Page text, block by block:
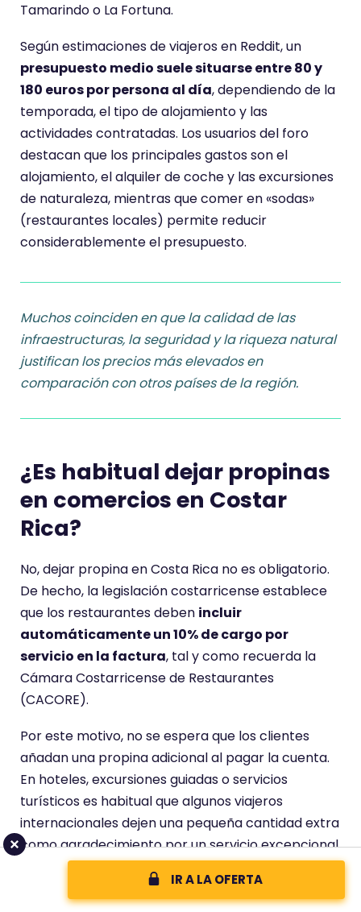
IR A LA OFERTA
Tamarindo o La Fortuna.
Según estimaciones de viajeros en Reddit, un
presupuesto medio suele situarse entre 80 y
180 euros por persona al día, dependiendo de la
temporada, el tipo de alojamiento y las
actividades contratadas. Los usuarios del foro
destacan que los principales gastos son el
alojamiento, el alquiler de coche y las excursiones
de naturaleza, mientras que comer en «sodas»
(restaurantes locales) permite reducir
considerablemente el presupuesto.
Muchos coinciden en que la calidad de las
infraestructuras, la seguridad y la riqueza natural
justifican los precios más elevados en
comparación con otros países de la región.
¿Es habitual dejar propinas
en comercios en Costar
Rica?
No, dejar propina en Costa Rica no es obligatorio.
De hecho, la legislación costarricense establece
que los restaurantes deben incluir
automáticamente un 10% de cargo por
servicio en la factura, tal y como recuerda la
Cámara Costarricense de Restaurantes
(CACORE).
Por este motivo, no se espera que los clientes
añadan una propina adicional al pagar la cuenta.
En hoteles, excursiones guiadas o servicios
turísticos es habitual que algunos viajeros
internacionales dejen una pequeña cantidad extra
como agradecimiento por un servicio excepcional,
aunque no existe una obligación como ocurre
en países como Estados Unidos.